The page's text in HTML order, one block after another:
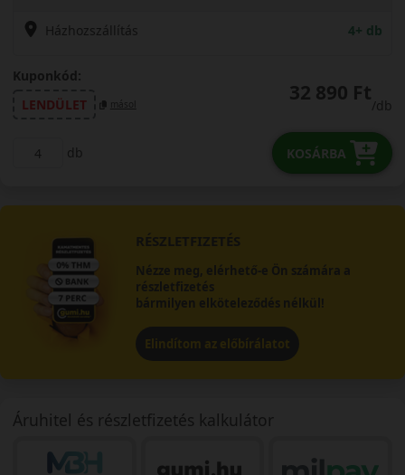
Házhozszállítás 4+ db
Kuponkód:
LENDÜLET
másol 32 890 Ft
/db
db KOSÁRBA
RÉSZLETFIZETÉS
Nézze meg, elérhető-e Ön számára a
részletfizetés
bármilyen elköteleződés nélkül!
Elindítom az előbírálatot
Áruhitel és részletfizetés kalkulátor